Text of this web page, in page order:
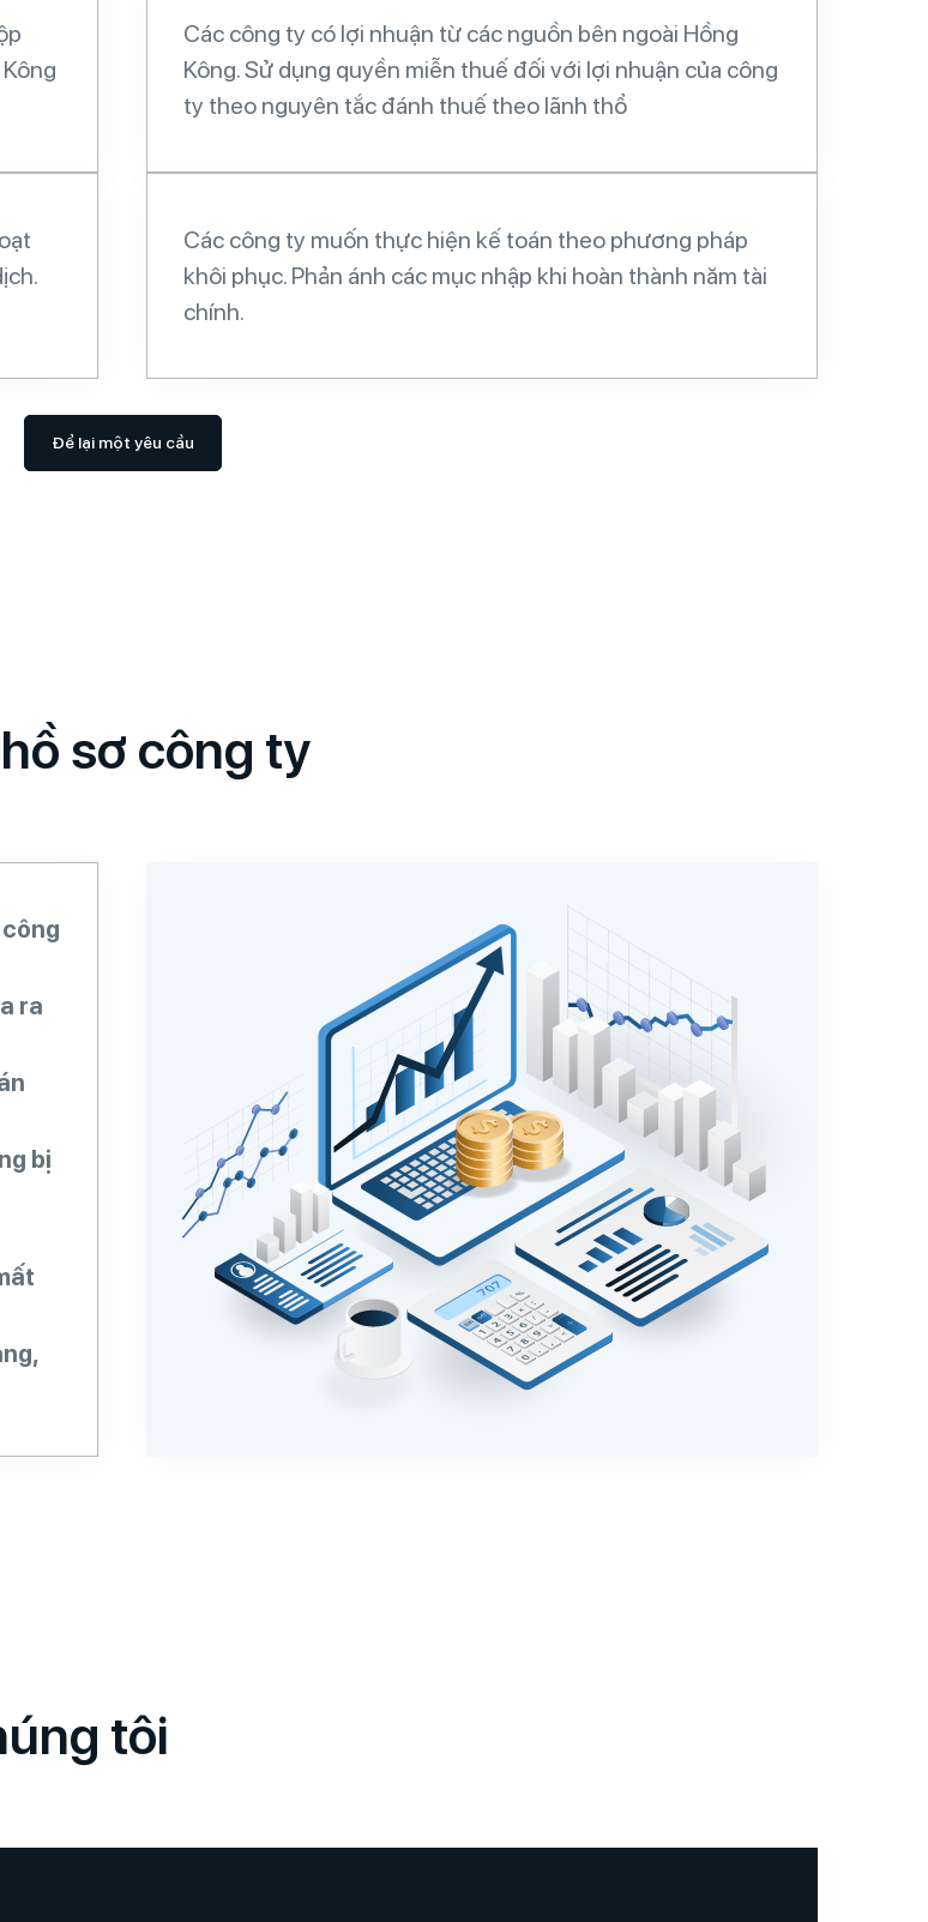
Các công ty có lợi nhuận từ các nguồn bên ngoài Hồng
Kông. Sử dụng quyền miễn thuế đối với lợi nhuận của công
ty theo nguyên tắc đánh thuế theo lãnh thổ
Các công ty muốn thực hiện kế toán theo phương pháp
khôi phục. Phản ánh các mục nhập khi hoàn thành năm tài
chính.
Để lại một yêu cầu
sơ công ty
ra
bị
tôi